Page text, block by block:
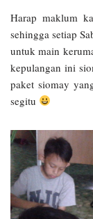
Harap maklum
sehingga setiap
untuk main
kepulangan ini
paket siomay
segitu